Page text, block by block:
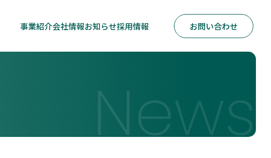
事業紹介会社情報お知らせ採用情報 お問い合わせ
News